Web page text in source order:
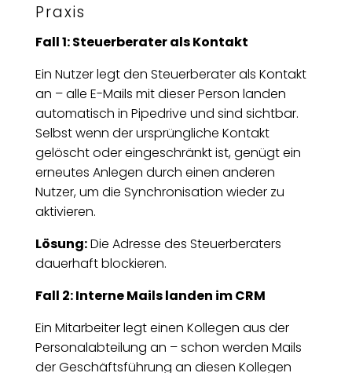
Praxis
Fall 1: Steuerberater als Kontakt
Ein Nutzer legt den Steuerberater als Kontakt
an – alle E-Mails mit dieser Person landen
automatisch in Pipedrive und sind sichtbar.
Selbst wenn der ursprüngliche Kontakt
gelöscht oder eingeschränkt ist, genügt ein
erneutes Anlegen durch einen anderen
Nutzer, um die Synchronisation wieder zu
aktivieren.
Lösung:Die Adresse des Steuerberaters
dauerhaft blockieren.
Fall 2: Interne Mails landen im CRM
Ein Mitarbeiter legt einen Kollegen aus der
Personalabteilung an – schon werden Mails
der Geschäftsführung an diesen Kollegen